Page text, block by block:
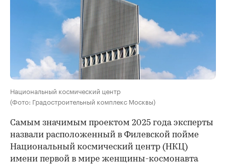
Национальный космический центр
(Фото: Градостроительный комплекс Москвы)
Самым значимым проектом 2025 года эксперты
назвали расположенный в Филевской пойме
Национальный космический центр (НКЦ)
имени первой в мире женщины-космонавта